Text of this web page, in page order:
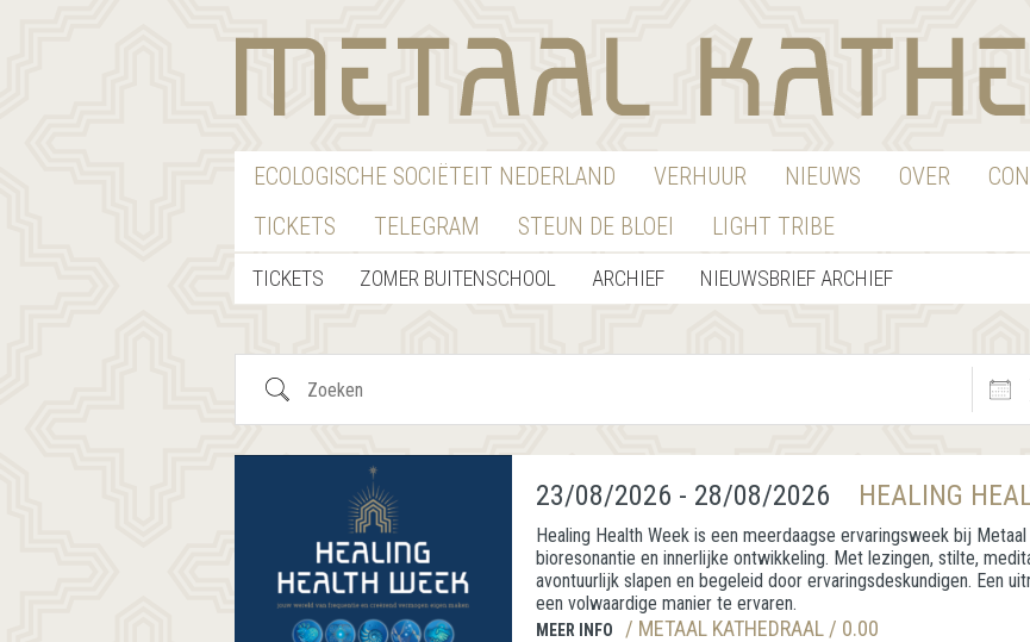
ECOLOGISCHE SOCIËTEIT NEDERLAND VERHUUR NIEUWS OVER
TICKETS
TELEGRAM STEUN DE BLOEI LIGHT TRIBE
TICKETS ZOMER BUITENSCHOOL ARCHIEF NIEUWSBRIEF ARCHIEF
Zoeken Datums
23/08/2026 - 28/08/2026 HEALING
Healing Health Week is een meerdaagse ervaringsweek bij
bioresonantie en innerlijke ontwikkeling. Met lezingen, stilte,
avontuurlijk slapen en begeleid door ervaringsdeskundigen. Een
een volwaardige manier te ervaren.
MEER INFO / METAAL KATHEDRAAL / 0.00